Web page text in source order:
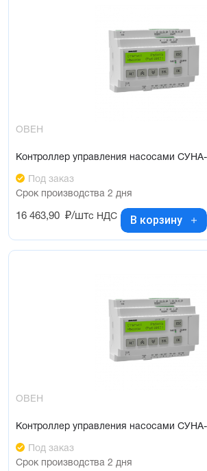
ОВЕН
Контроллер управления насосами
Под заказ
Срок производства 2 дня
16 463,90 ₽/штс НДС В корзину
ОВЕН
Контроллер управления насосами
Под заказ
Срок производства 2 дня